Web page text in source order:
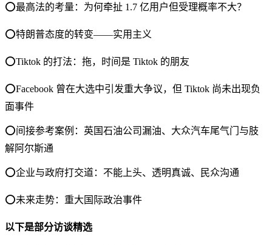
⭕️最高法的考量：为何牵扯 1.7 亿用户但受理概率不大？
⭕️特朗普态度的转变——实用主义
⭕️Tiktok 的打法：拖，时间是 Tiktok 的朋友
⭕️Facebook 曾在大选中引发重大争议，但 Tiktok 尚未出现负
面事件
⭕️间接参考案例：英国石油公司漏油、大众汽车尾气门与肢
解阿尔斯通
⭕️企业与政府打交道：不能上头、透明真诚、民众沟通
⭕️未来走势：重大国际政治事件
以下是部分访谈精选